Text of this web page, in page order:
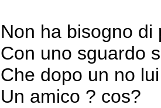
Non ha bisogno di
Con uno sguardo
Che dopo un no
Un amico ? cos?